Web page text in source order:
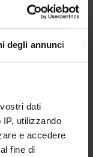
degli annunci
dati
utilizzando
e accedere
fine di
persone all'interno